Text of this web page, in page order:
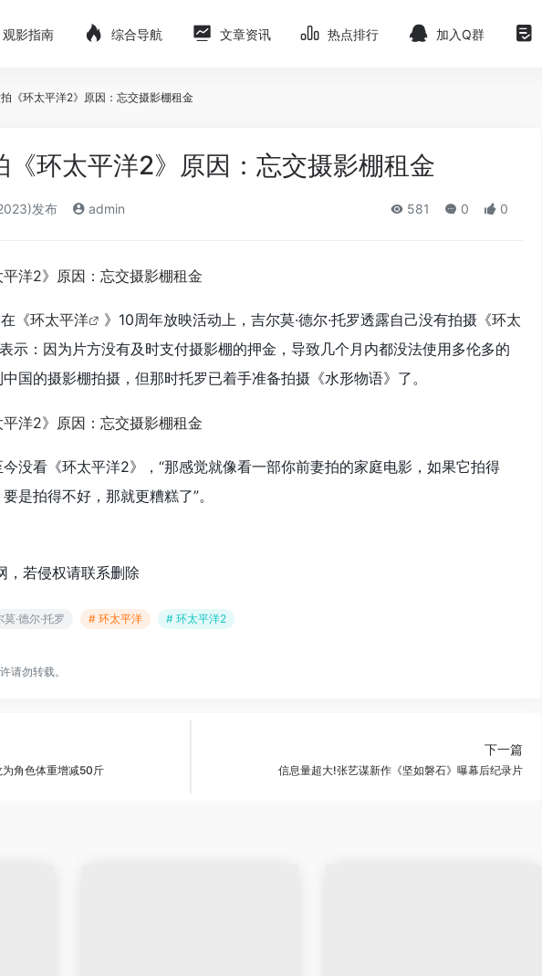
观影指南 综合导航 文章资讯 热点排行 加入Q群
《环太平洋2》原因：忘交摄影棚租金
《环太平洋2》原因：忘交摄影棚租金
发布 admin 581 0 0
《环太平洋 》10周年放映活动上，吉尔莫·德尔·托罗透露自己没有拍摄《环太
示：因为片方没有及时支付摄影棚的押金，导致几个月内都没法使用多伦多的
国的摄影棚拍摄，但那时托罗已着手准备拍摄《水形物语》了。
没看《环太平洋2》，“那感觉就像看一部你前妻拍的家庭电影，如果它拍得
是拍得不好，那就更糟糕了”。
，若侵权请联系删除
·德尔·托罗 # 环太平洋 # 环太平洋2
请勿转载。
为角色体重增减50斤
下一篇
信息量超大!张艺谋新作《坚如磐石》曝幕后纪录片